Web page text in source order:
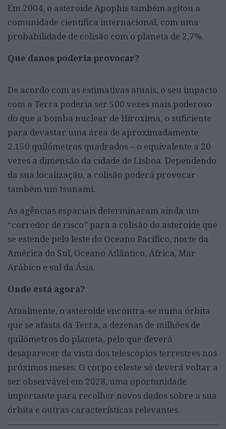
Em 2004, o asteroide Apophis também agitou a
comunidade científica internacional, com uma
probabilidade de colisão com o planeta de 2,7%.
Que danos poderia provocar?
De acordo com as estimativas atuais, o seu impacto
com a Terra poderia ser 500 vezes mais poderoso
do que a bomba nuclear de Hiroxima, o suficiente
para devastar uma área de aproximadamente
2.150 quilómetros quadrados – o equivalente a 20
vezes a dimensão da cidade de Lisboa. Dependendo
da sua localização, a colisão poderá provocar
também um tsunami.
As agências espaciais determinaram ainda um
“corredor de risco” para a colisão do asteroide que
se estende pelo leste do Oceano Pacífico, norte da
América do Sul, Oceano Atlântico, África, Mar
Arábico e sul da Ásia.
Onde está agora?
Atualmente, o asteroide encontra-se numa órbita
que se afasta da Terra, a dezenas de milhões de
quilómetros do planeta, pelo que deverá
desaparecer da vista dos telescópios terrestres nos
próximos meses. O corpo celeste só deverá voltar a
ser observável em 2028, uma oportunidade
importante para recolher novos dados sobre a sua
órbita e outras características relevantes.